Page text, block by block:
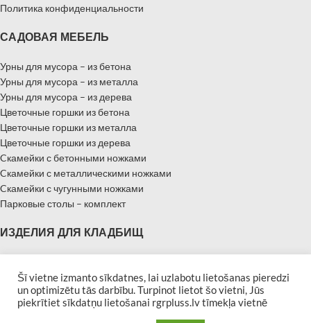
Политика конфиденциальности
САДОВАЯ МЕБЕЛЬ
Урны для мусора – из бетона
Урны для мусора – из металла
Урны для мусора – из дерева
Цветочные горшки из бетона
Цветочные горшки из металла
Цветочные горшки из дерева
Cкамейки с бетонными ножками
Cкамейки с металлическими ножками
Cкамейки с чугунными ножками
Парковые столы – комплект
ИЗДЕЛИЯ ДЛЯ КЛАДБИЩ
Памятники – Мемориальные плиты
Бордюры для могил
Скамейки для кладбищ
Šī vietne izmanto sīkdatnes, lai uzlabotu lietošanas pieredzi
un optimizētu tās darbību. Turpinot lietot šo vietni, Jūs
piekrītiet sīkdatņu lietošanai rgrpluss.lv tīmekļa vietnē